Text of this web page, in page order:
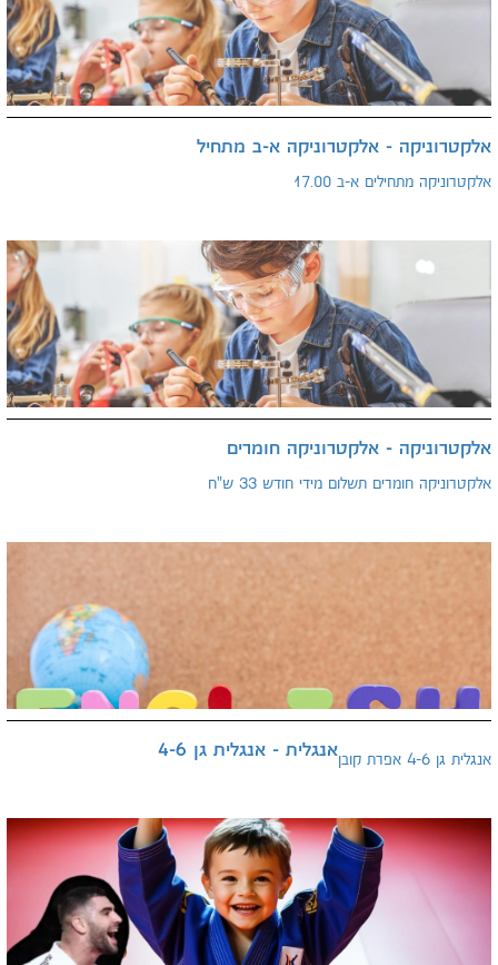
אלקטרוניקה - אלקטרוניקה א-ב מתחיל
אלקטרוניקה מתחילים א-ב 17.00
אלקטרוניקה - אלקטרוניקה חומרים
אלקטרוניקה חומרים תשלום מידי חודש 33 ש"ח
אנגלית - אנגלית גן 4-6 אנגלית גן 4-6 אפרת קובן